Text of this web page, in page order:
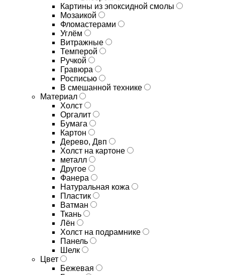
Картины из эпоксидной смолы
Мозаикой
Фломастерами
Углём
Витражные
Темперой
Ручкой
Гравюра
Росписью
В смешанной технике
Материал
Холст
Оргалит
Бумага
Картон
Дерево, Двп
Холст на картоне
металл
Другое
Фанера
Натуральная кожа
Пластик
Ватман
Ткань
Лён
Холст на подрамнике
Панель
Шелк
Цвет
Бежевая